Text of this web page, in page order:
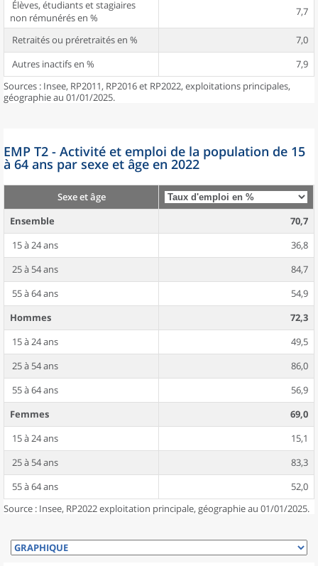
Élèves, étudiants et stagiaires
non rémunérés en %
7,7
Retraités ou préretraités en %
7,0
Autres inactifs en %
7,9
Sources : Insee, RP2011, RP2016 et RP2022, exploitations principales,
géographie au 01/01/2025.
EMP T2 - Activité et emploi de la population de 15
à 64 ans par sexe et âge en 2022
Sexe et âge
Ensemble
70,7
15 à 24 ans
36,8
25 à 54 ans
84,7
55 à 64 ans
54,9
Hommes
72,3
15 à 24 ans
49,5
25 à 54 ans
86,0
55 à 64 ans
56,9
Femmes
69,0
15 à 24 ans
15,1
25 à 54 ans
83,3
55 à 64 ans
52,0
Source : Insee, RP2022 exploitation principale, géographie au 01/01/2025.